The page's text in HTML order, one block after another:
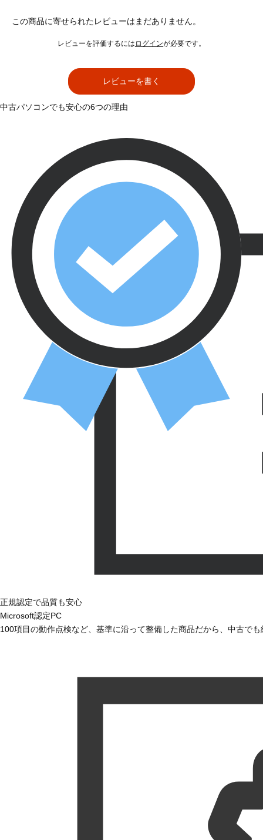
この商品に寄せられたレビューはまだありません。
レビューを評価するには ログインが必要です。
レビューを書く
中古パソコンでも安心の6つの理由
正規認定で品質も安心
Microsoft認定PC
100項目の動作点検など、基準に沿って整備した商品だから、中古で